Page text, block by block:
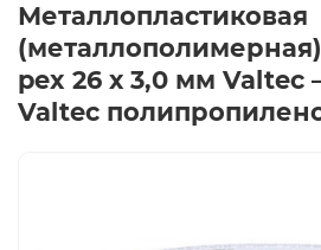
Металлопластиковая
pex 26 х 3,0 мм
Valtec